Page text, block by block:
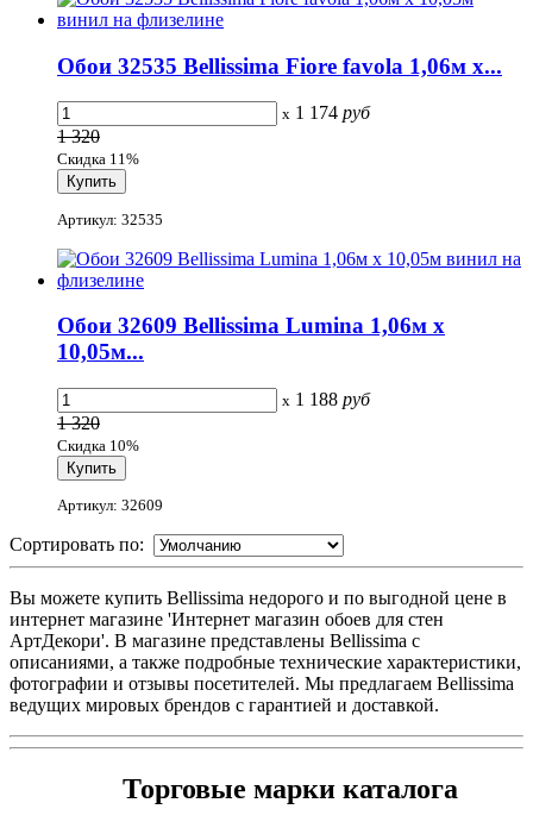
Обои 32535 Bellissima Fiore favola 1,06м х...
x 1 174 руб
1 320
Скидка 11%
Артикул: 32535
Обои 32609 Bellissima Lumina 1,06м х
10,05м...
x 1 188 руб
1 320
Скидка 10%
Артикул: 32609
Сортировать по:
Вы можете купить Bellissima недорого и по выгодной цене в
интернет магазине 'Интернет магазин обоев для стен
АртДекори'. В магазине представлены Bellissima с
описаниями, а также подробные технические характеристики,
фотографии и отзывы посетителей. Мы предлагаем Bellissima
ведущих мировых брендов с гарантией и доставкой.
Торговые марки каталога